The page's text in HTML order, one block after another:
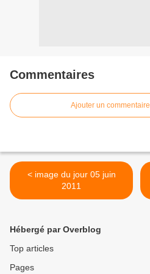
Commentaires
Ajouter un commentaire
< image du jour 05 juin
2011
Hébergé par Overblog
Top articles
Pages